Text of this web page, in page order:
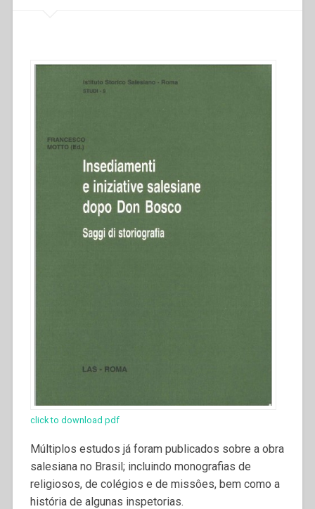
click to download pdf
Múltiplos estudos já foram publicados sobre a obra
salesiana no Brasil; incluindo monografias de
religiosos, de colégios e de missôes, bem como a
história de algunas inspetorias.